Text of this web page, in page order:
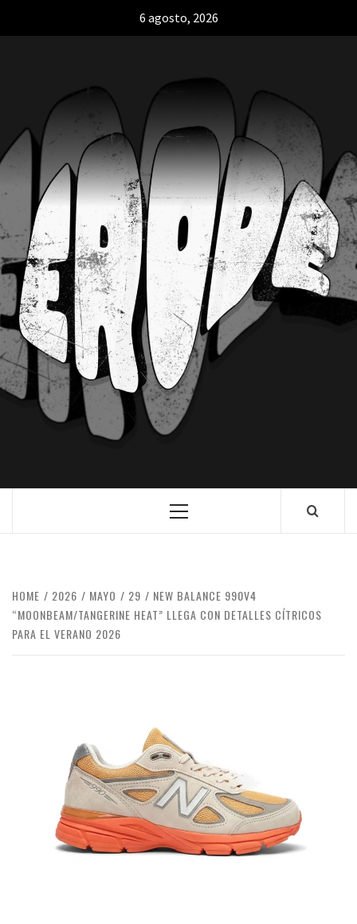
6 agosto, 2026
HOME 2026 MAYO 29
NEW BALANCE 990V4
“MOONBEAM/TANGERINE HEAT” LLEGA CON DETALLES CÍTRICOS
PARA EL VERANO 2026